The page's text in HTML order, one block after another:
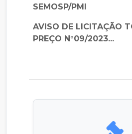
SEMOSP/PMI
AVISO DE LICITAÇÃO
PREÇO N°09/2023...